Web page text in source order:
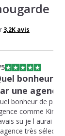
3,2Kavis
bonheur
une
bonheur de
comme
su je l aurai
très